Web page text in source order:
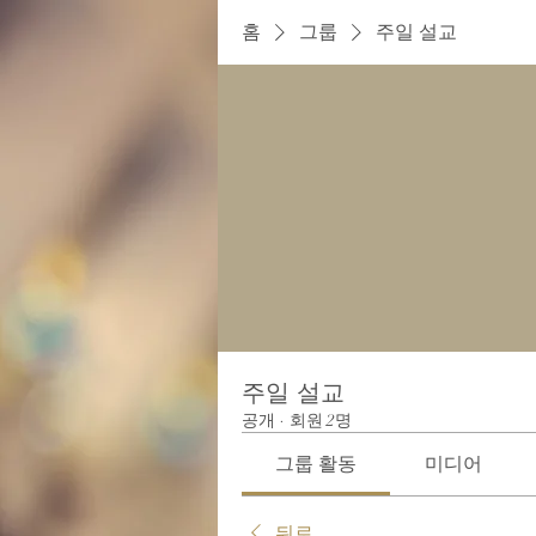
홈 그룹 주일 설교
주일 설교
공개 · 회원 2명
그룹 활동 미디어